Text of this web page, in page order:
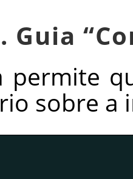
Guia “
permite
sobre a